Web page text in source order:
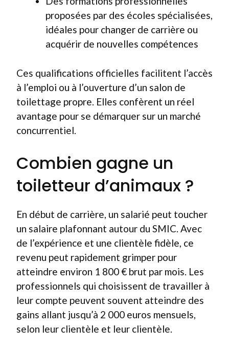
proposées par des écoles spécialisées,
idéales pour changer de carrière ou
acquérir de nouvelles compétences
Ces qualifications officielles facilitent l’accès
à l’emploi ou à l’ouverture d’un salon de
toilettage propre. Elles confèrent un réel
avantage pour se démarquer sur un marché
concurrentiel.
Combien gagne un
toiletteur d’animaux ?
En début de carrière, un salarié peut toucher
un salaire plafonnant autour du SMIC. Avec
de l’expérience et une clientèle fidèle, ce
revenu peut rapidement grimper pour
atteindre environ 1 800 € brut par mois. Les
professionnels qui choisissent de travailler à
leur compte peuvent souvent atteindre des
gains allant jusqu’à 2 000 euros mensuels,
selon leur clientèle et leur clientèle.